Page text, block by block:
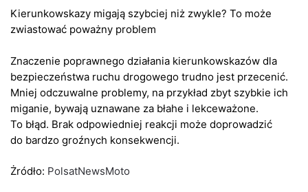
Kierunkowskazy migają szybciej niż zwykle? To może
zwiastować poważny problem
Znaczenie poprawnego działania kierunkowskazów dla
bezpieczeństwa ruchu drogowego trudno jest przecenić.
Mniej odczuwalne problemy, na przykład zbyt szybkie ich
miganie, bywają uznawane za błahe i lekceważone.
To błąd. Brak odpowiedniej reakcji może doprowadzić
do bardzo groźnych konsekwencji.
Żródło: PolsatNewsMoto